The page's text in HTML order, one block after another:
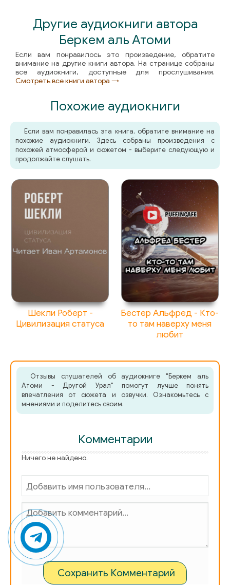
Другие аудиокниги автора
Беркем аль Атоми
Если вам понравилось это произведение, обратите
внимание на другие книги автора. На странице собраны
все аудиокниги, доступные для прослушивания.
Смотреть все книги автора →
Похожие аудиокниги
Если вам понравилась эта книга, обратите внимание на
похожие аудиокниги. Здесь собраны произведения с
похожей атмосферой и сюжетом - выберите следующую и
продолжайте слушать.
Шекли Роберт -
Цивилизация статуса
Бестер Альфред - Кто-
то там наверху меня
любит
Отзывы слушателей об аудиокниге "Беркем аль
Атоми - Другой Урал" помогут лучше понять
впечатления от сюжета и озвучки. Ознакомьтесь с
мнениями и поделитесь своим.
Комментарии
Ничего не найдено.
Сохранить Комментарий